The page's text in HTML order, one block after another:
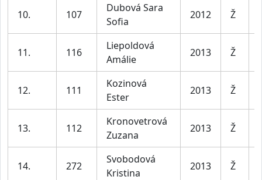
10. 107
Dubová Sara
Sofia
2012 Ž
11. 116
Liepoldová
Amálie
2013 Ž
12. 111
Kozinová
Ester
2013 Ž
13. 112
Kronovetrová
Zuzana
2013 Ž
14. 272
Svobodová
Kristina
2013 Ž